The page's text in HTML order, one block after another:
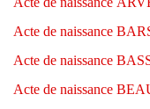
Acte de naissance
Acte de naissance
Acte de naissance